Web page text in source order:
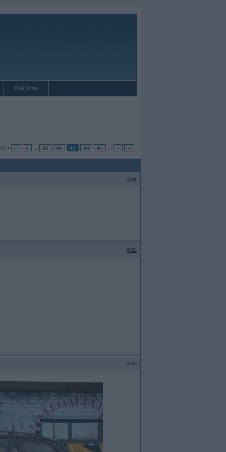
Reklāma
• |« « 43 44 45 46 47 » »|
#881
#882
#883